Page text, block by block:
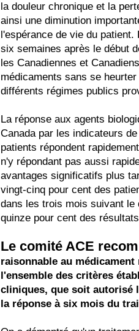
la douleur chronique et la
ainsi une diminution
l'espérance de vie du
six semaines après le début
les Canadiennes et
médicaments sans se
différents régimes publics
La réponse aux agents
Canada par les indicateurs
patients répondent
n'y répondant pas aussi
avantages significatifs plus
vingt-cinq pour cent des
dans les trois mois suivant le
quinze pour cent des
Le comité ACE
raisonnable au
l'ensemble des critères
cliniques, que soit autorisé
la réponse à six mois du